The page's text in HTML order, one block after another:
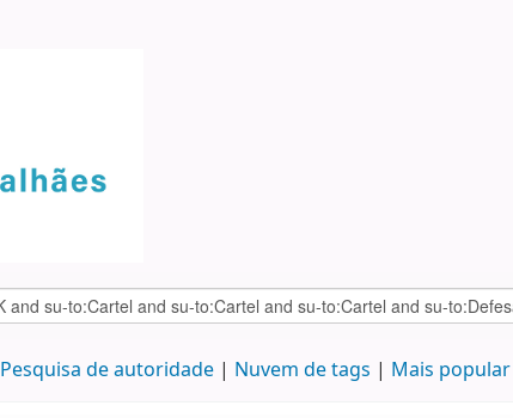
Pesquisa de autoridade Nuvem de tags Mais popular